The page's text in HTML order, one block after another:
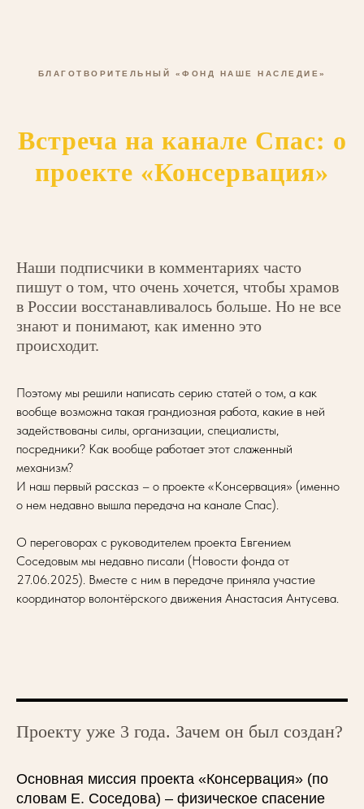
БЛАГОТВОРИТЕЛЬНЫЙ «ФОНД НАШЕ НАСЛЕДИЕ»
Встреча на канале Спас: о
проекте «Консервация»
Наши подписчики в комментариях часто
пишут о том, что очень хочется, чтобы храмов
в России восстанавливалось больше. Но не все
знают и понимают, как именно это
происходит.
Поэтому мы решили написать серию статей о том, а как
вообще возможна такая грандиозная работа, какие в ней
задействованы силы, организации, специалисты,
посредники? Как вообще работает этот слаженный
механизм?
И наш первый рассказ – о проекте «Консервация» (именно
о нем недавно вышла передача на канале Спас).
О переговорах с руководителем проекта Евгением
Соседовым мы недавно писали (Новости фонда от
27.06.2025). Вместе с ним в передаче приняла участие
координатор волонтёрского движения Анастасия Антусева.
Проекту уже 3 года. Зачем он был создан?
Основная миссия проекта «Консервация» (по
словам Е. Соседова) – физическое спасение